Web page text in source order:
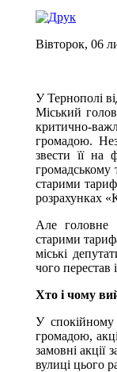
Вівторок, 06
У Тернополі
Міський
критично-
громадою.
звести її на
громадському
старими
розрахунках
Але головне
старими
міські
чого перестав
Хто і чому
У спокійному
громадою,
замовні
вулиці цього